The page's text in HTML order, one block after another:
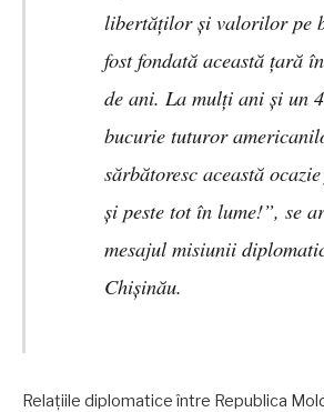
libertăților și valorilor pe
fost fondată această țară
de ani. La mulți ani și un
bucurie tuturor
sărbătoresc această
și peste tot în lume!”, se
mesajul misiunii
Chișinău.
Relațiile diplomatice între Republica